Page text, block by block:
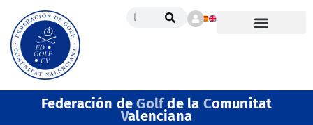
Federación deGolfde la Comunitat
Valenciana